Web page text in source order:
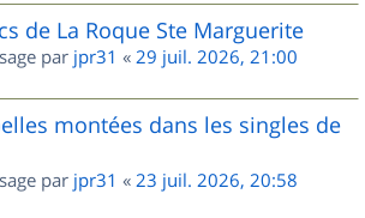
de La Roque Ste Marguerite
par jpr31 « 29 juil. 2026, 21:00
montées dans les singles de
par jpr31 « 23 juil. 2026, 20:58